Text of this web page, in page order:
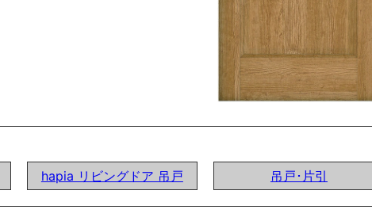
hapia リビングドア 吊戸 吊戸･片引